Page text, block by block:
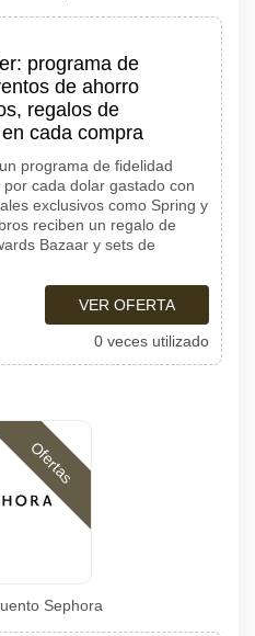
programa de
de ahorro
regalos de
cada compra
programa de fidelidad
cada dolar gastado con
exclusivos como Spring y
reciben un regalo de
Bazaar y sets de
VER OFERTA
0 veces utilizado
Ofertas
Sephora